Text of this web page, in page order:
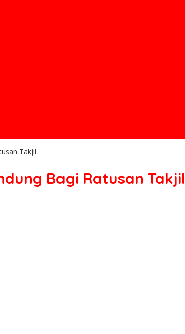
Takjil
Bagi Ratusan Takjil